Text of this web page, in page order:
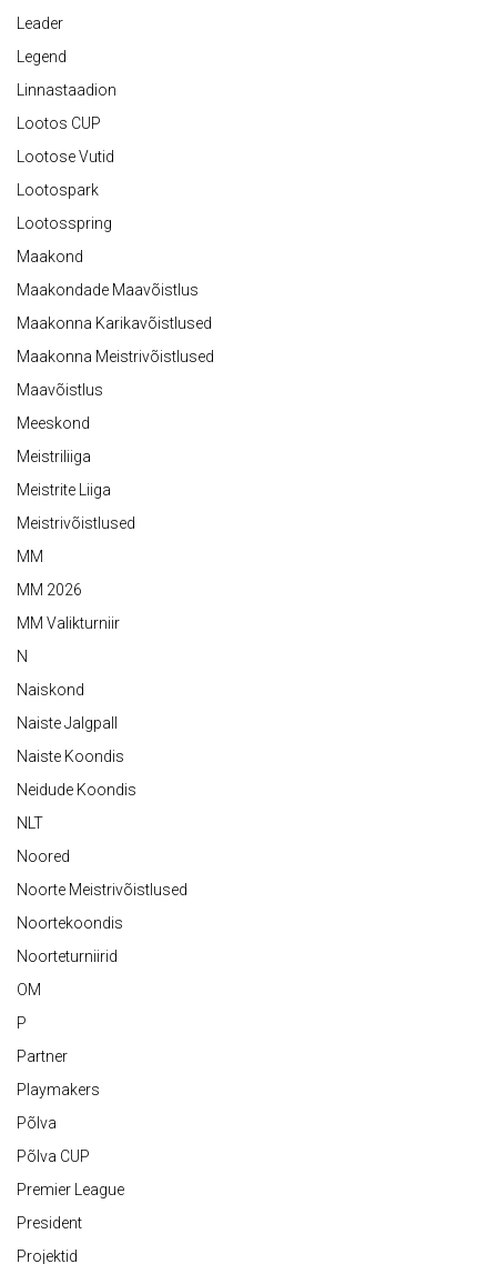
Leader
Legend
Linnastaadion
Lootos CUP
Lootose Vutid
Lootospark
Lootosspring
Maakond
Maakondade Maavõistlus
Maakonna Karikavõistlused
Maakonna Meistrivõistlused
Maavõistlus
Meeskond
Meistriliiga
Meistrite Liiga
Meistrivõistlused
MM
MM 2026
MM Valikturniir
N
Naiskond
Naiste Jalgpall
Naiste Koondis
Neidude Koondis
NLT
Noored
Noorte Meistrivõistlused
Noortekoondis
Noorteturniirid
OM
P
Partner
Playmakers
Põlva
Põlva CUP
Premier League
President
Projektid